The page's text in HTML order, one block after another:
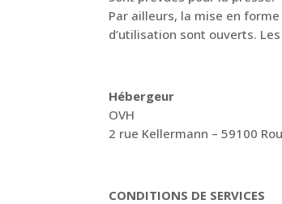
Par ailleurs, la mise en
d’utilisation sont ouverts.
Hébergeur
OVH
2 rue Kellermann – 59100
CONDITIONS DE SERVICES